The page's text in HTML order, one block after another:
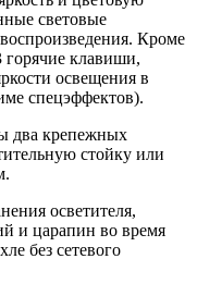
световые
Кроме
горячие клавиши,
освещения в
спецэффектов).
два крепежных
стойку или
осветителя,
и царапин во время
без сетевого